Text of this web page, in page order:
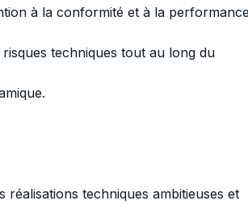
à la conformité et à la
techniques tout au long du
techniques ambitieuses et